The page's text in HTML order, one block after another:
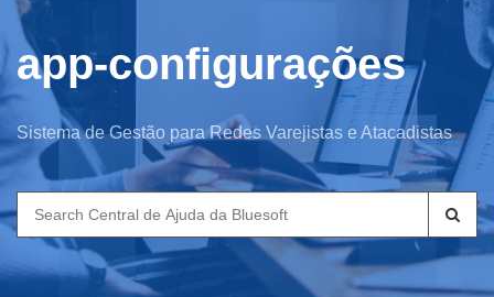
app-configurações
Sistema de Gestão para Redes Varejistas e Atacadistas
Search
for: